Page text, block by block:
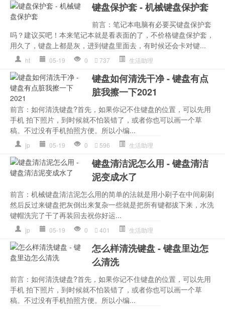
键盘保护套 - 机械键盘保护套
前言：笔记本电脑有必要买键盘保护套
吗？建议买吧！本来笔记本就是看表面的了，不价格键盘保护套，
用久了，键盘上都是灰，进到键盘里面去，有时候还会卡对键...
ht 05-19 0 737 生活助理
键盘如何清洗干净 - 键盘有点
脏我擦一下2021
前言：如何清洗键盘?首先，如果你记不住键盘的位置，可以先用
手机 拍下照片，到时候就不怕装错了，或者你也可以画一个草
稿。不过没有手机拍照方便。所以小编...
jp 05-19 0 596 生活助理
键盘清洁泥怎么用 - 键盘清洁
泥变成水了
前言：机械键盘清洁泥怎么用的简单的法就是用小刷子在中间刷刷
然后反过来键盘把灰倒出来复杂一些就是把所有键都拔下来，水洗
键帽洗完了干了再装回去祝你好运...
jp 05-19 0 401 生活助理
怎么样清洗键盘 - 键盘里边怎
么清洗
前言：如何清洗键盘?首先，如果你记不住键盘的位置，可以先用
手机 拍下照片，到时候就不怕装错了，或者你也可以画一个草
稿。不过没有手机拍照方便。所以小编...